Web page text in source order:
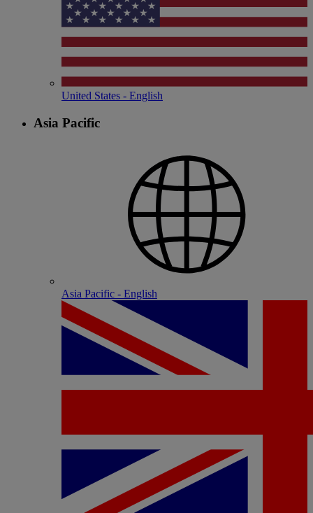
United States - English
Asia Pacific
Asia Pacific - English